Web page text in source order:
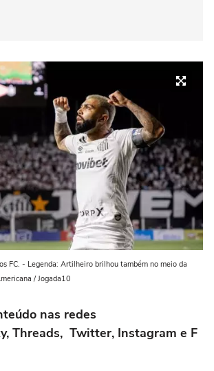
FC. - Legenda: Artilheiro brilhou também no meio da
/ Jogada10
nas redes
Threads, Twitter, Instagram e F